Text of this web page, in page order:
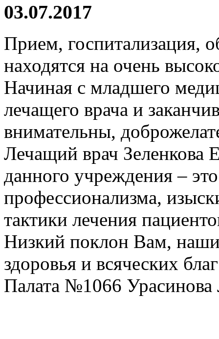
03.07.2017
Прием, госпитализация,
находятся на очень
Начиная с младшего
лечащего врача и
внимательны,
Лечащий врач Зеленкова
данного учреждения –
профессионализма,
тактики лечения
Низкий поклон Вам,
здоровья и всяческих
Палата №1066